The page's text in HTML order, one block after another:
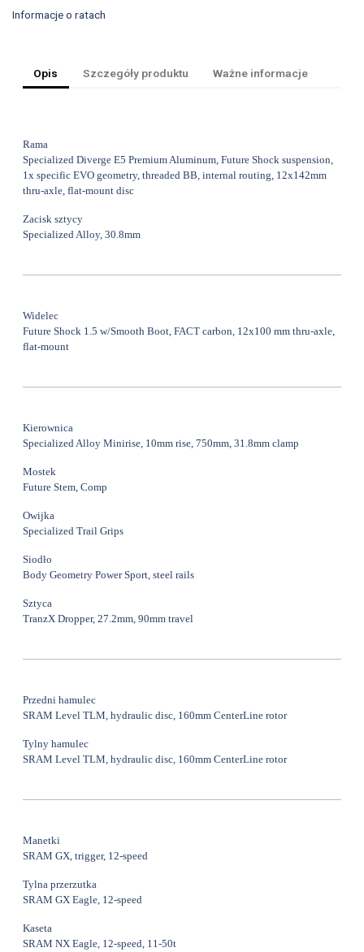
Informacje o ratach
Opis Szczegóły produktu Ważne informacje
Rama
Specialized Diverge E5 Premium Aluminum, Future Shock suspension,
1x specific EVO geometry, threaded BB, internal routing, 12x142mm
thru-axle, flat-mount disc
Zacisk sztycy
Specialized Alloy, 30.8mm
Widelec
Future Shock 1.5 w/Smooth Boot, FACT carbon, 12x100 mm thru-axle,
flat-mount
Kierownica
Specialized Alloy Minirise, 10mm rise, 750mm, 31.8mm clamp
Mostek
Future Stem, Comp
Owijka
Specialized Trail Grips
Siodło
Body Geometry Power Sport, steel rails
Sztyca
TranzX Dropper, 27.2mm, 90mm travel
Przedni hamulec
SRAM Level TLM, hydraulic disc, 160mm CenterLine rotor
Tylny hamulec
SRAM Level TLM, hydraulic disc, 160mm CenterLine rotor
Manetki
SRAM GX, trigger, 12-speed
Tylna przerzutka
SRAM GX Eagle, 12-speed
Kaseta
SRAM NX Eagle, 12-speed, 11-50t